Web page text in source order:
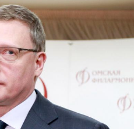
в губернаторы
Леонидовича